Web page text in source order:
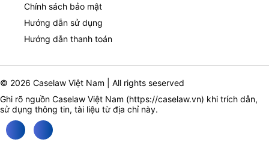
Chính sách bảo mật
Hướng dẫn sử dụng
Hướng dẫn thanh toán
© 2026 Caselaw Việt Nam | All rights seserved
Ghi rõ nguồn Caselaw Việt Nam (https://caselaw.vn) khi trích dẫn,
sử dụng thông tin, tài liệu từ địa chỉ này.